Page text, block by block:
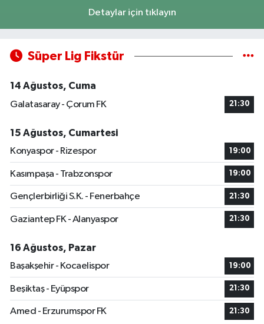
Detaylar için tıklayın
Süper Lig Fikstür
14 Ağustos, Cuma
Galatasaray - Çorum FK
21:30
15 Ağustos, Cumartesi
Konyaspor - Rizespor
19:00
Kasımpaşa - Trabzonspor 19:00
Gençlerbirliği S.K. - Fenerbahçe 21:30
Gaziantep FK - Alanyaspor 21:30
16 Ağustos, Pazar
Başakşehir - Kocaelispor
19:00
Beşiktaş - Eyüpspor 21:30
Amed - Erzurumspor FK 21:30